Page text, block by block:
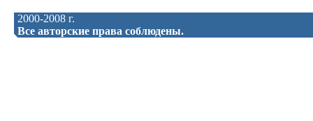
2000-2008 г.
Все авторские права соблюдены.